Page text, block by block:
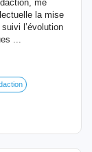
me
la mise
l’évolution
...